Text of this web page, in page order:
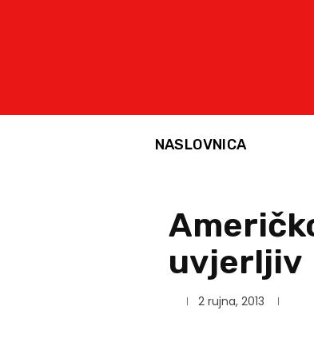
NASLOVNICA
uvjerljiv
2 rujna, 2013